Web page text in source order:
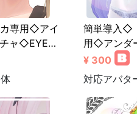
専用◇アイ
チャ◇EYE…
体
簡単導入◇
用◇アンダ
¥ 300
対応アバタ